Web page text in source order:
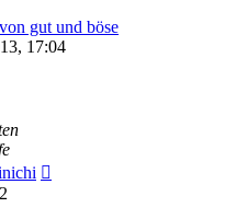
gut und böse
17:04